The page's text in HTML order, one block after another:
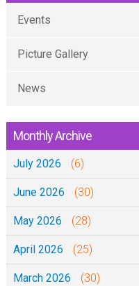
Events
Picture Gallery
News
Monthly Archive
July 2026 (6)
June 2026 (30)
May 2026 (28)
April 2026 (25)
March 2026 (30)